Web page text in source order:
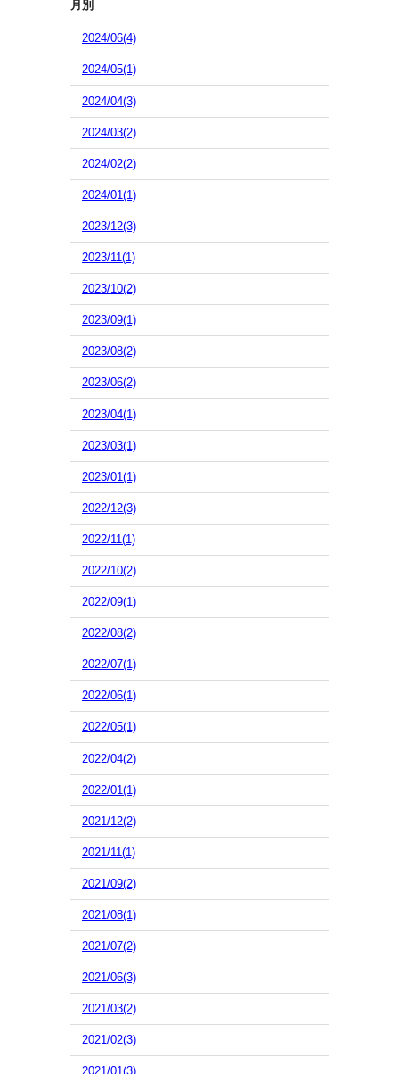
月別
2024/06(4)
2024/05(1)
2024/04(3)
2024/03(2)
2024/02(2)
2024/01(1)
2023/12(3)
2023/11(1)
2023/10(2)
2023/09(1)
2023/08(2)
2023/06(2)
2023/04(1)
2023/03(1)
2023/01(1)
2022/12(3)
2022/11(1)
2022/10(2)
2022/09(1)
2022/08(2)
2022/07(1)
2022/06(1)
2022/05(1)
2022/04(2)
2022/01(1)
2021/12(2)
2021/11(1)
2021/09(2)
2021/08(1)
2021/07(2)
2021/06(3)
2021/03(2)
2021/02(3)
2021/01(3)